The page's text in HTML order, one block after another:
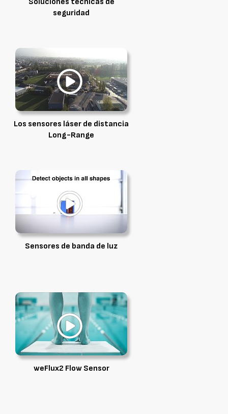
seguridad
Los sensores láser de distancia
Long-Range
Sensores de banda de luz
weFlux2 Flow Sensor